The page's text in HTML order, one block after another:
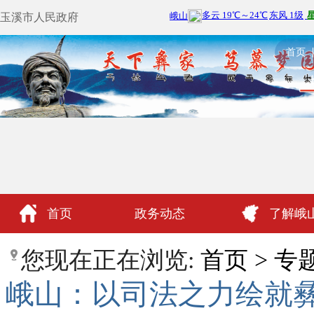
玉溪市人民政府
首页
首页 政务动态 了解峨
政民互动
您现在正在浏览: 首页 > 专
峨山：以司法之力绘就